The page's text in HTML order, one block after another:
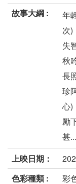
故事大綱 :
年
次)
失
秋
長
珍
心)
勵
甚...
上映日期：
色彩種類 :
彩